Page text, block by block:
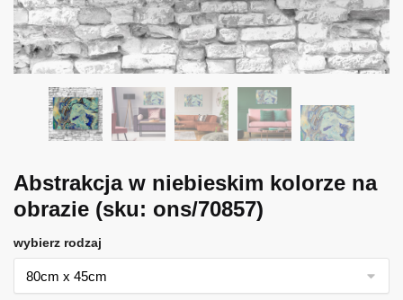
Abstrakcja w niebieskim kolorze na
obrazie (sku: ons/70857)
wybierz rodzaj